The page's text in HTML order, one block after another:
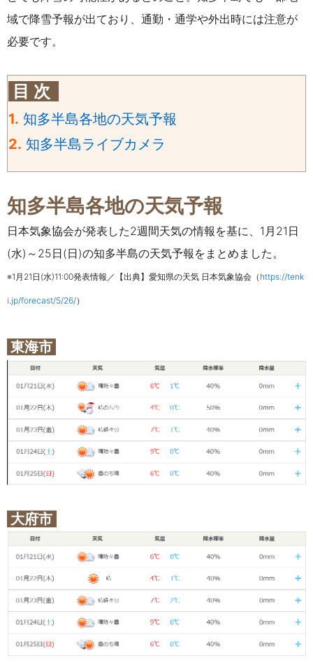
域で降雪予報が出ており、通勤・通学や外出時には注意が
必要です。
目 次
1. 知多半島各地の天気予報
2. 知多半島ライブカメラ
知多半島各地の天気予報
日本気象協会が発表した2週間天気の情報を基に、1月21日
(水)～25日(日)の知多半島の天気予報をまとめました。
※1月21日(水)11:00発表情報／【出典】愛知県の天気 日本気象協会（ https://tenk
i.jp/forecast/5/26/）
東海市
大府市